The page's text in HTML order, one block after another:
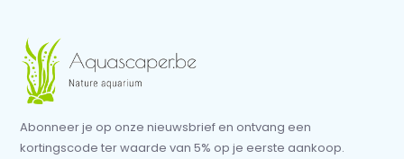
Abonneer je op onze nieuwsbrief en ontvang een
kortingscode ter waarde van 5% op je eerste aankoop.